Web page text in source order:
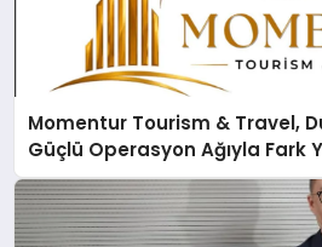
Momentur Tourism & Travel,
Güçlü Operasyon Ağıyla Fark